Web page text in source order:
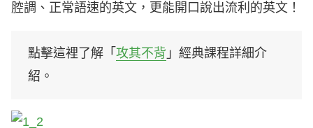
腔調、正常語速的英文，更能開口說出流利的英文！
點擊這裡了解「 攻其不背 」經典課程詳細介
紹。